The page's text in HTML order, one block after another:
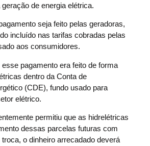
de energia elétrica.
seja feito pelas geradoras,
incluído nas tarifas cobradas pelas
aos consumidores.
pagamento era feito de forma
dentro da Conta de
(CDE), fundo usado para
elétrico.
permitiu que as hidrelétricas
dessas parcelas futuras com
o dinheiro arrecadado deverá